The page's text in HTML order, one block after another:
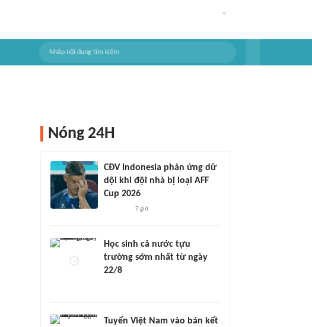
Nóng 24H
CĐV Indonesia phản ứng dữ
dội khi đội nhà bị loại AFF
Cup 2026
7 giờ
Học sinh cả nước tựu
trường sớm nhất từ ngày
22/8
Tuyển Việt Nam vào bán kết